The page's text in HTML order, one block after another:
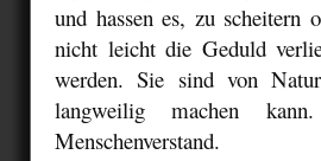
und hassen es, zu scheitern
nicht leicht die Geduld
werden. Sie sind von
langweilig machen
Menschenverstand.